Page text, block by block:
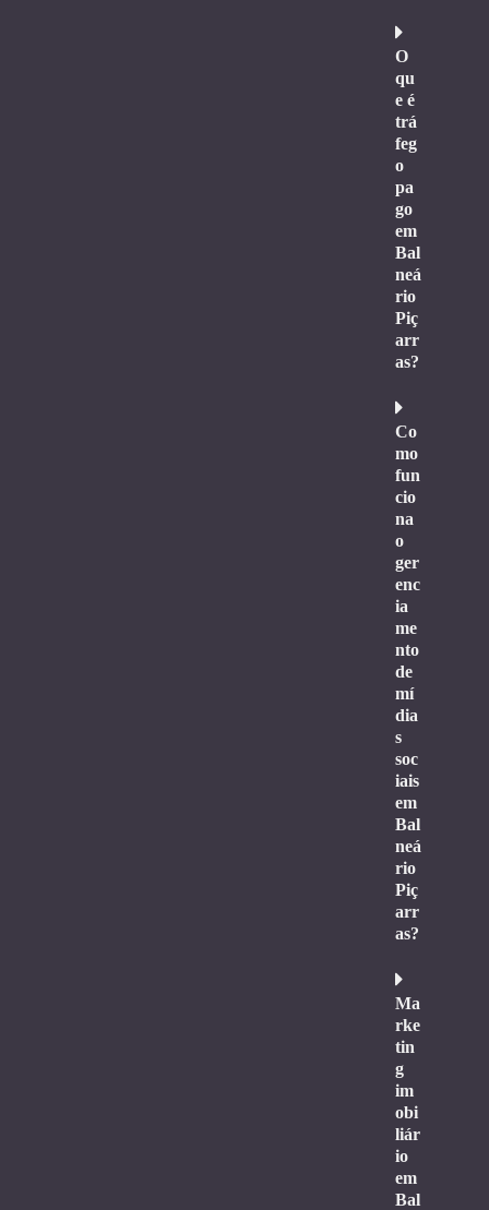
O
qu
e é
trá
feg
o
pa
go
em
Bal
neá
rio
Piç
arr
as?
Co
mo
fun
cio
na
o
ger
enc
ia
me
nto
de
mí
dia
s
soc
iais
em
Bal
neá
rio
Piç
arr
as?
Ma
rke
tin
g
im
obi
liár
io
em
Bal